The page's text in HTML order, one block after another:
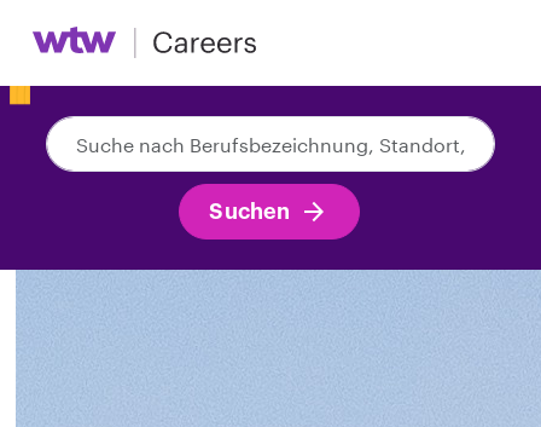
Suche
nach
Berufsbezeichnung,
Kategorie
Suchen